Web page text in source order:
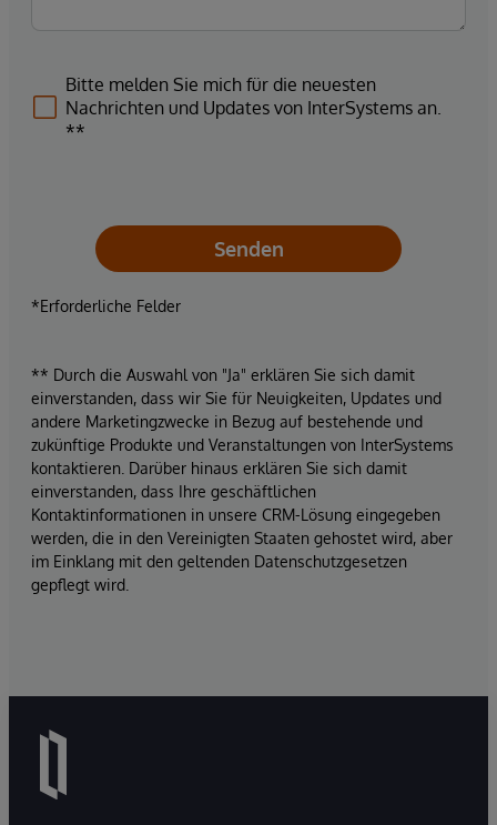
Bitte melden Sie mich für die neuesten
Nachrichten und Updates von InterSystems an.
**
Senden
*Erforderliche Felder
** Durch die Auswahl von "Ja" erklären Sie sich damit
einverstanden, dass wir Sie für Neuigkeiten, Updates und
andere Marketingzwecke in Bezug auf bestehende und
zukünftige Produkte und Veranstaltungen von InterSystems
kontaktieren. Darüber hinaus erklären Sie sich damit
einverstanden, dass Ihre geschäftlichen
Kontaktinformationen in unsere CRM-Lösung eingegeben
werden, die in den Vereinigten Staaten gehostet wird, aber
im Einklang mit den geltenden Datenschutzgesetzen
gepflegt wird.